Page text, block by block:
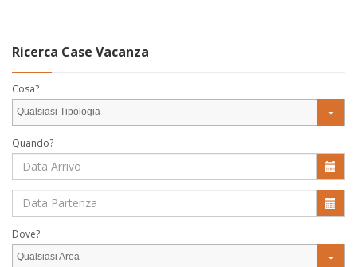
Ricerca Case Vacanza
Cosa?
Qualsiasi Tipologia
Quando?
Dove?
Qualsiasi Area